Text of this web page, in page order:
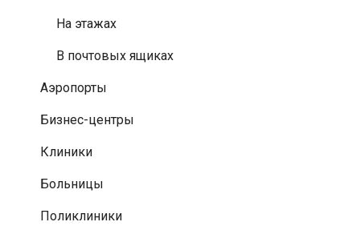
На этажах
В почтовых ящиках
Аэропорты
Бизнес-центры
Клиники
Больницы
Поликлиники